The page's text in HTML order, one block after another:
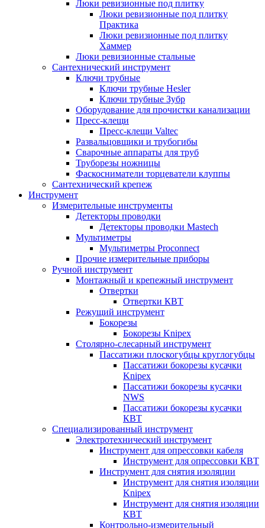
Люки ревизионные под плитку
Люки ревизионные под плитку
Практика
Люки ревизионные под плитку
Хаммер
Люки ревизионные стальные
Сантехнический инструмент
Ключи трубные
Ключи трубные Hesler
Ключи трубные Зубр
Оборудование для прочистки канализации
Пресс-клещи
Пресс-клещи Valtec
Развальцовщики и трубогибы
Сварочные аппараты для труб
Труборезы ножницы
Фаскосниматели торцеватели клуппы
Сантехнический крепеж
Инструмент
Измерительные инструменты
Детекторы проводки
Детекторы проводки Mastech
Мультиметры
Мультиметры Proconnect
Прочие измерительные приборы
Ручной инструмент
Монтажный и крепежный инструмент
Отвертки
Отвертки КВТ
Режущий инструмент
Бокорезы
Бокорезы Knipex
Столярно-слесарный инструмент
Пассатижи плоскогубцы круглогубцы
Пассатижи бокорезы кусачки
Knipex
Пассатижи бокорезы кусачки
NWS
Пассатижи бокорезы кусачки
КВТ
Специализированный инструмент
Электротехнический инструмент
Инструмент для опрессовки кабеля
Инструмент для опрессовки КВТ
Инструмент для снятия изоляции
Инструмент для снятия изоляции
Knipex
Инструмент для снятия изоляции
КВТ
Контрольно-измерительный